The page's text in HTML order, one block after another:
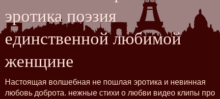
эротика поэзия
единственной любимой
женщине
Настоящая волшебная не пошлая эротика и невинная
любовь доброта. нежные стихи о любви видео клипы про